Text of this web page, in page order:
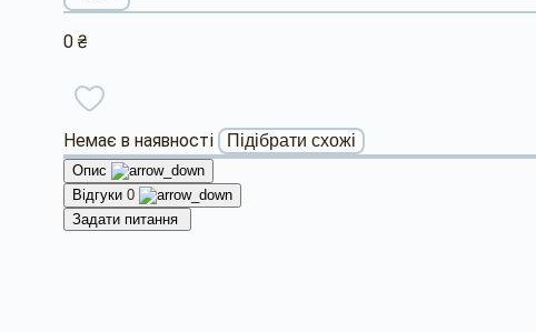
0 ₴
Немає в наявності Підібрати схожі
Опис
Відгуки 0
Задати питання